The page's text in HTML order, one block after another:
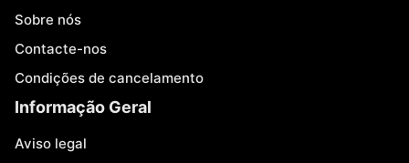
Sobre nós
Contacte-nos
Condições de cancelamento
Informação Geral
Aviso legal